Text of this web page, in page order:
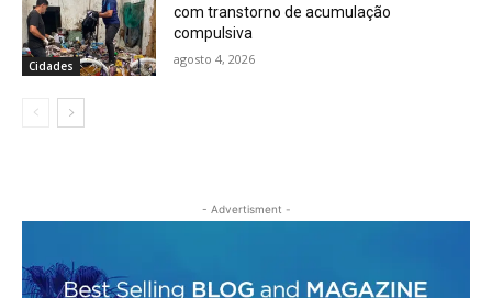
Cidades
com transtorno de acumulação
compulsiva
agosto 4, 2026
- Advertisment -